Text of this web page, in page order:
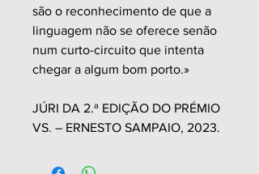
são o reconhecimento de que a
linguagem não se oferece senão
num curto-circuito que intenta
chegar a algum bom porto.»
JÚRI DA 2.ª EDIÇÃO DO PRÉMIO
VS. – ERNESTO SAMPAIO, 2023.